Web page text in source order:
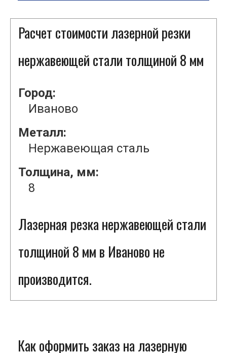
Расчет стоимости лазерной резки
нержавеющей стали толщиной 8 мм
Город:
Иваново
Металл:
Нержавеющая сталь
Толщина, мм:
8
Лазерная резка нержавеющей стали
толщиной 8 мм в Иваново не
производится.
Как оформить заказ на лазерную